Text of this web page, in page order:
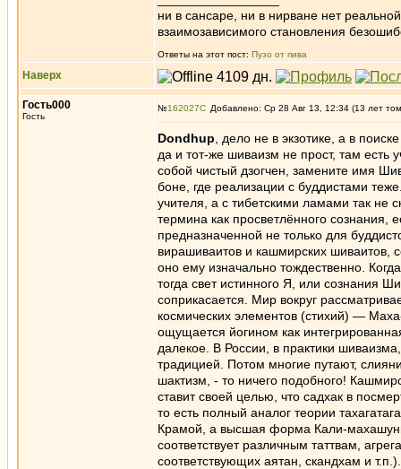
ни в сансаре, ни в нирване нет
взаимозависимого становления
Ответы на этот пост: Пузо от пива
Наверх
Гость000
Гость
№162027 Добавлено: Ср 28 Авг 13, 12:34 (13 лет
Dondhup , дело не в экзотике, а в
да и тот-же шиваизм не прост, там
собой чистый дзогчен, замените имя
боне, где реализации с буддистами
учителя, а с тибетскими ламами так не
термина как просветлённого сознания,
предназначенной не только для
вирашиваитов и кашмирских шиваитов,
оно ему изначально тождественно.
тогда свет истинного Я, или сознания
соприкасается. Мир вокруг
космических элементов (стихий) —
ощущается йогином как
далекое. В России, в практики
традицией. Потом многие путают,
шактизм, - то ничего подобного!
ставит своей целью, что садхак в
то есть полный аналог теории
Крамой, а высшая форма Кали-
соответствует различным таттвам,
соответствующих аятан, скандхам и